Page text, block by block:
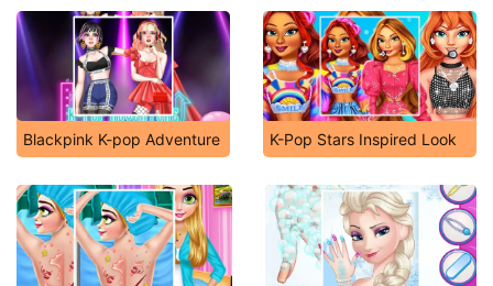
Blackpink K-pop Adventure K-Pop Stars Inspired Look